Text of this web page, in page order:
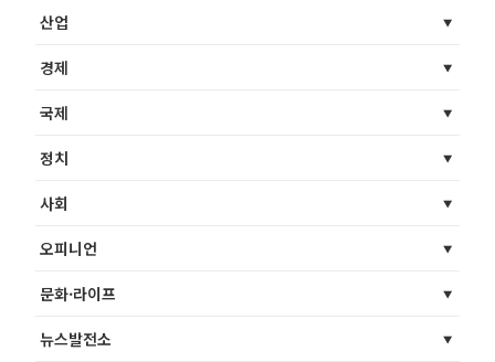
산업
경제
국제
정치
사회
오피니언
문화·라이프
뉴스발전소